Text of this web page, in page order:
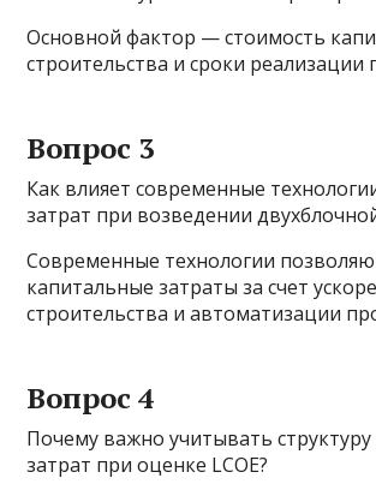
Основной фактор — стоимость
строительства и сроки реализации
Вопрос 3
Как влияет современные
затрат при возведении
Современные технологии
капитальные затраты за счет
строительства и автоматизации
Вопрос 4
Почему важно учитывать
затрат при оценке LCOE?